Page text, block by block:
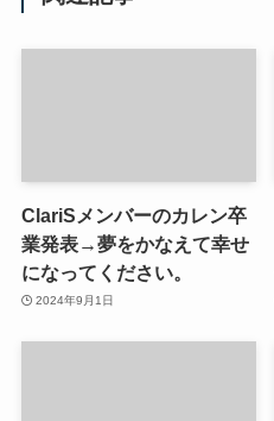
ClariSメンバーのカレン卒
業発表→夢をかなえて幸せ
になってください。
2024年9月1日